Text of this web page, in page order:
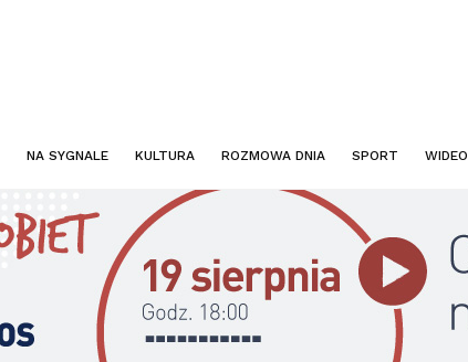
NA SYGNALE KULTURA ROZMOWA DNIA SPORT WIDEO